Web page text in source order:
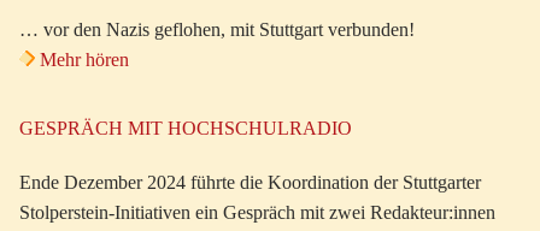
… vor den Nazis geflohen, mit Stuttgart verbunden!
Mehr hören
GESPRÄCH MIT HOCHSCHULRADIO
Ende Dezember 2024 führte die Koordination der Stuttgarter
Stolperstein-Initiativen ein Gespräch mit zwei Redakteur:innen